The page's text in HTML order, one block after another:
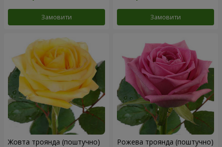
Замовити Замовити
Жовта троянда (поштучно) Рожева троянда (поштучно)